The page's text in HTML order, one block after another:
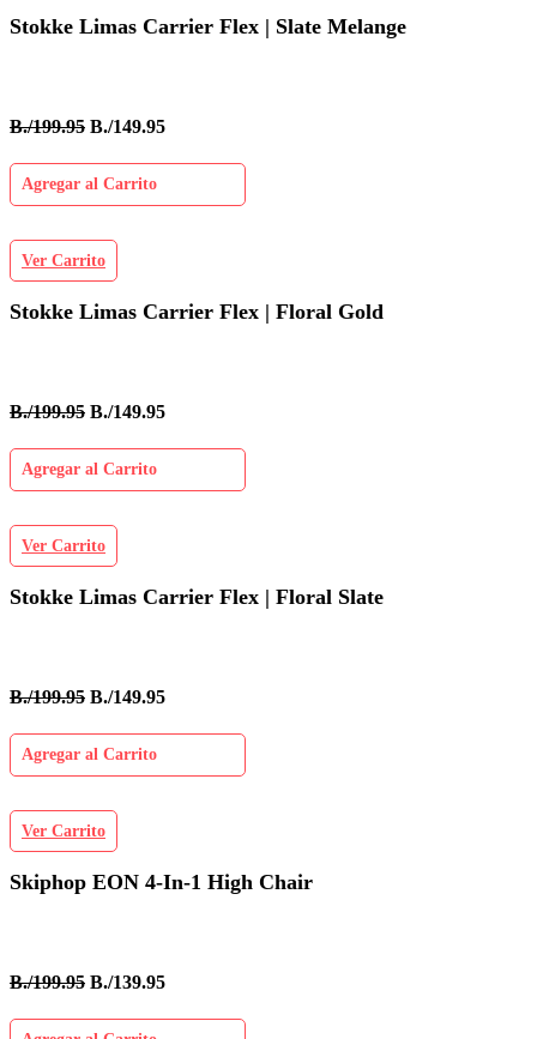
Stokke Limas Carrier Flex | Slate Melange
B./199.95 B./149.95
Agregar al Carrito
Ver Carrito
Stokke Limas Carrier Flex | Floral Gold
B./199.95 B./149.95
Agregar al Carrito
Ver Carrito
Stokke Limas Carrier Flex | Floral Slate
B./199.95 B./149.95
Agregar al Carrito
Ver Carrito
Skiphop EON 4-In-1 High Chair
B./199.95 B./139.95